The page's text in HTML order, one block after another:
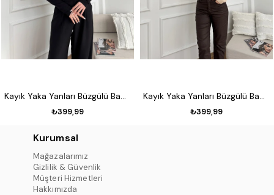
Kayık Yaka Yanları Büzgülü Badi Siyah
₺399,99
Kayık Yaka Yanları Büzgülü Badi Taş
₺399,99
Kurumsal
Mağazalarımız
Gizlilik & Güvenlik
Müşteri Hizmetleri
Hakkımızda